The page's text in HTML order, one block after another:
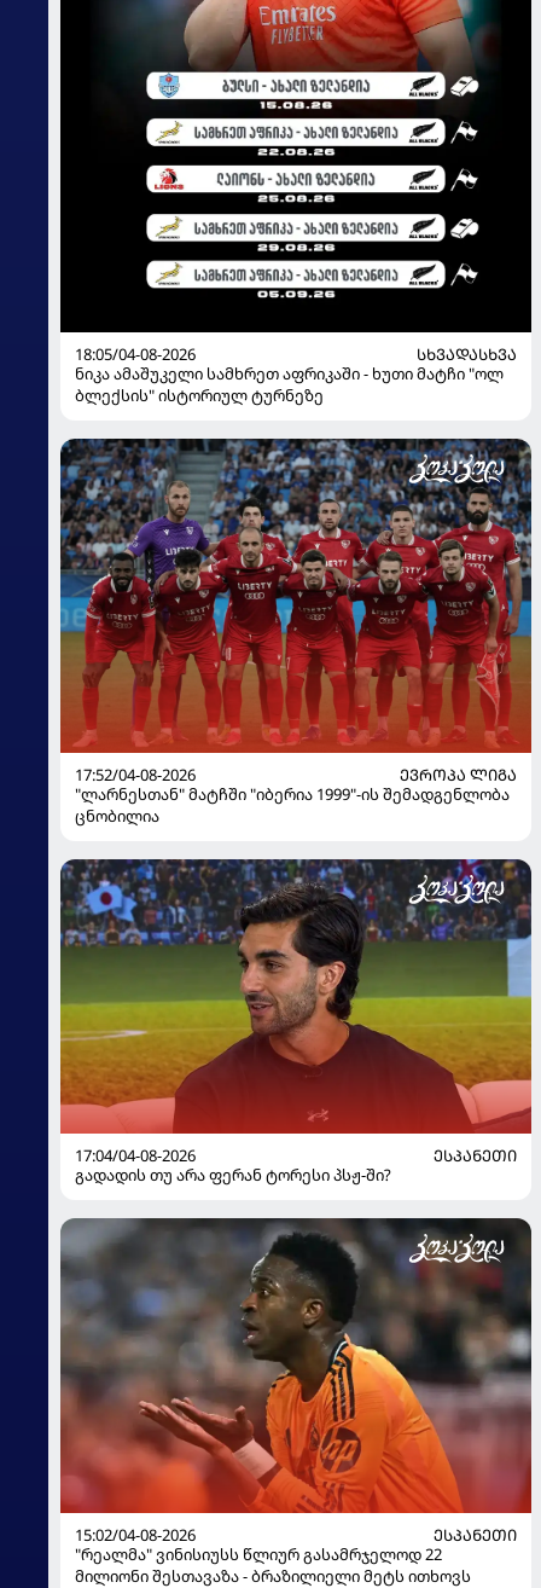
18:05/04-08-2026
ᲡᲮᲕᲐᲓᲐᲡᲮᲕᲐ
ნიკა ამაშუკელი სამხრეთ აფრიკაში - ხუთი მატჩი "ოლ
ბლექსის" ისტორიულ ტურნეზე
17:52/04-08-2026
ᲔᲕᲠᲝᲞᲐ ᲚᲘᲒᲐ
"ლარნესთან" მატჩში "იბერია 1999"-ის შემადგენლობა
ცნობილია
17:04/04-08-2026
ᲔᲡᲞᲐᲜᲔᲗᲘ
გადადის თუ არა ფერან ტორესი პსჟ-ში?
15:02/04-08-2026
ᲔᲡᲞᲐᲜᲔᲗᲘ
"რეალმა" ვინისიუსს წლიურ გასამრჯელოდ 22
მილიონი შესთავაზა - ბრაზილიელი მეტს ითხოვს